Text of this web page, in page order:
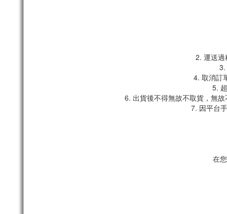
2. 運送過
3.
4. 取消訂
5.
6. 出貨後不得無故不取貨，無
7. 因平台
在